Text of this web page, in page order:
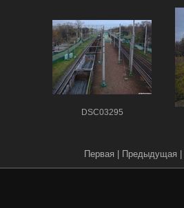
DSC03295
Первая | Предыдущая |